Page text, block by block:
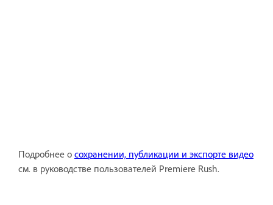
Подробнее о сохранении, публикации и экспорте видео
см. в руководстве пользователей Premiere Rush.